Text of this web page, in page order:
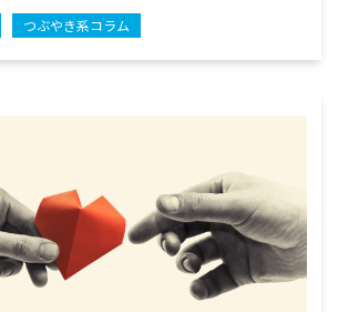
つぶやき系コラム